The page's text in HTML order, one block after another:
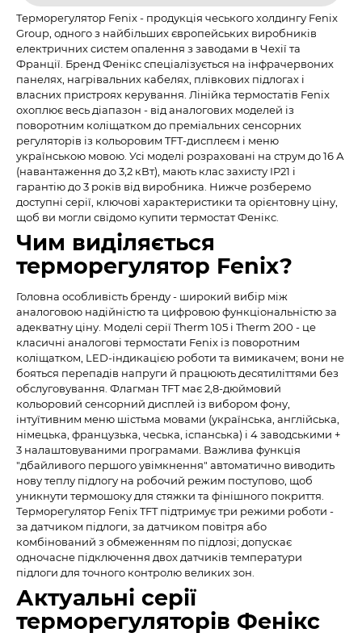
Терморегулятор Fenix - продукція чеського холдингу Fenix
Group, одного з найбільших європейських виробників
електричних систем опалення з заводами в Чехії та
Франції. Бренд Фенікс спеціалізується на інфрачервоних
панелях, нагрівальних кабелях, плівкових підлогах і
власних пристроях керування. Лінійка термостатів Fenix
охоплює весь діапазон - від аналогових моделей із
поворотним коліщатком до преміальних сенсорних
регуляторів із кольоровим TFT-дисплеєм і меню
українською мовою. Усі моделі розраховані на струм до 16 А
(навантаження до 3,2 кВт), мають клас захисту IP21 і
гарантію до 3 років від виробника. Нижче розберемо
доступні серії, ключові характеристики та орієнтовну ціну,
щоб ви могли свідомо купити термостат Фенікс.
Чим виділяється
терморегулятор Fenix?
Головна особливість бренду - широкий вибір між
аналоговою надійністю та цифровою функціональністю за
адекватну ціну. Моделі серії Therm 105 і Therm 200 - це
класичні аналогові термостати Fenix із поворотним
коліщатком, LED-індикацією роботи та вимикачем; вони не
бояться перепадів напруги й працюють десятиліттями без
обслуговування. Флагман TFT має 2,8-дюймовий
кольоровий сенсорний дисплей із вибором фону,
інтуїтивним меню шістьма мовами (українська, англійська,
німецька, французька, чеська, іспанська) і 4 заводськими +
3 налаштовуваними програмами. Важлива функція
"дбайливого першого увімкнення" автоматично виводить
нову теплу підлогу на робочий режим поступово, щоб
уникнути термошоку для стяжки та фінішного покриття.
Терморегулятор Fenix TFT підтримує три режими роботи -
за датчиком підлоги, за датчиком повітря або
комбінований з обмеженням по підлозі; допускає
одночасне підключення двох датчиків температури
підлоги для точного контролю великих зон.
Актуальні серії
терморегуляторів Фенікс